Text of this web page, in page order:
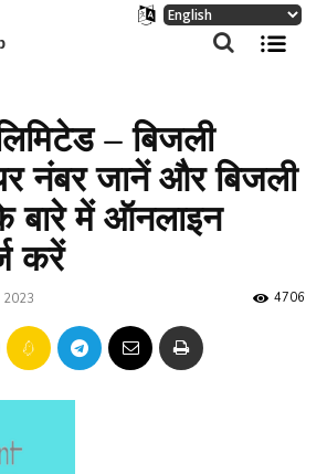
– बिजली
नंबर जानें और बिजली
बारे में ऑनलाइन
करें
2023 4706